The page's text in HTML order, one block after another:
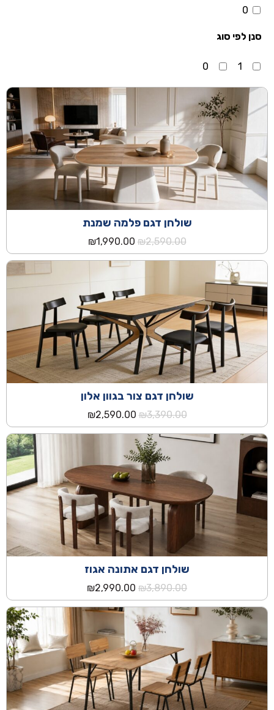
0
סנן לפי סוג
1
0
שולחן דגם פלמה שמנת
₪2,590.00
המחיר
המקורי
היה:
₪1,990.00
הנוכחי
הוא:
₪1,990.00.
שולחן דגם צור בגוון אלון
₪3,390.00
המחיר
המקורי
היה:
₪3,390.00.
₪2,590.00
הנוכחי
הוא:
שולחן דגם אתונה אגוז
₪3,890.00
המחיר
המקורי
היה:
₪3,890.00.
₪2,990.00
הנוכחי
הוא:
₪2,990.00.